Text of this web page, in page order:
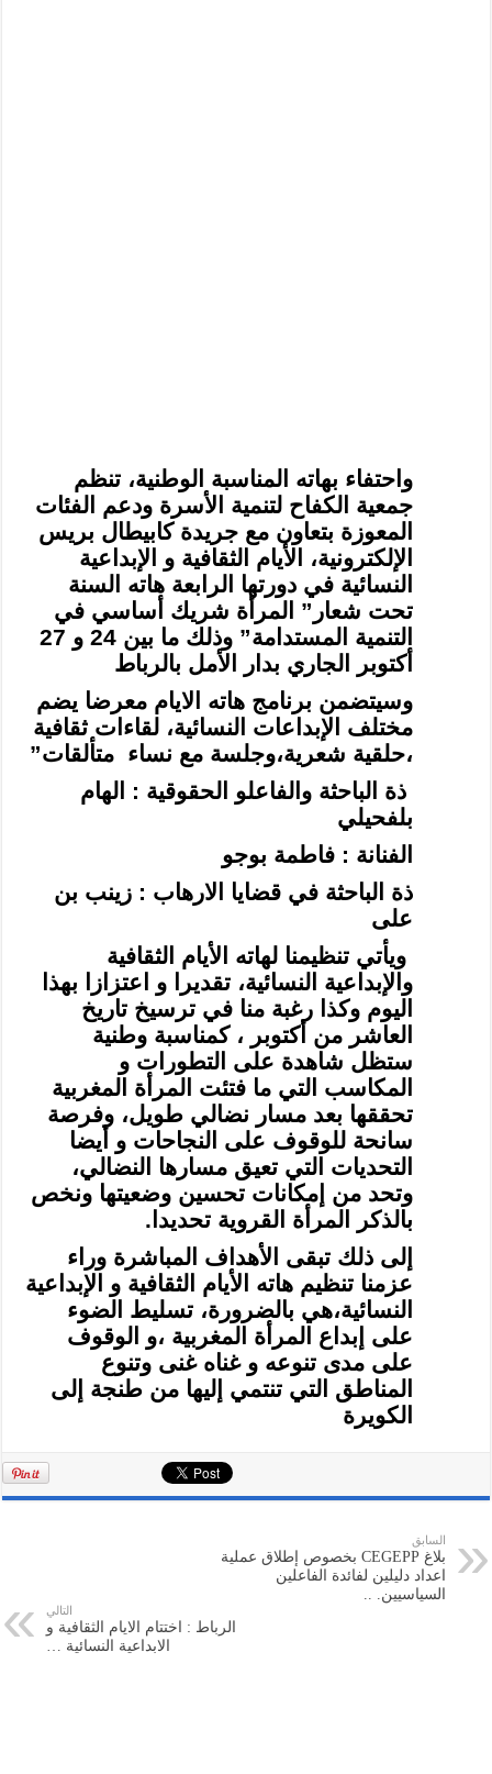
واحتفاء بهاته المناسبة الوطنية، تنظم
جمعية الكفاح لتنمية الأسرة ودعم الفئات
المعوزة بتعاون مع جريدة كابيطال بريس
الإلكترونية، الأيام الثقافية و الإبداعية
النسائية في دورتها الرابعة هاته السنة
تحت شعار” المرأة شريك أساسي في
التنمية المستدامة” وذلك ما بين 24 و 27
أكتوبر الجاري بدار الأمل بالرباط
وسيتضمن برنامج هاته الايام معرضا يضم
مختلف الإبداعات النسائية، لقاءات ثقافية
،حلقية شعرية،وجلسة مع نساء متألقات”
ذة الباحثة والفاعلو الحقوقية : الهام
بلفحيلي
الفنانة : فاطمة بوجو
ذة الباحثة في قضايا الارهاب : زينب بن
على
ويأتي تنظيمنا لهاته الأيام الثقافية
والإبداعية النسائية، تقديرا و اعتزازا بهذا
اليوم وكذا رغبة منا في ترسيخ تاريخ
العاشر من أكتوبر ، كمناسبة وطنية
ستظل شاهدة على التطورات و
المكاسب التي ما فتئت المرأة المغربية
تحققها بعد مسار نضالي طويل، وفرصة
سانحة للوقوف على النجاحات و أيضا
التحديات التي تعيق مسارها النضالي،
وتحد من إمكانات تحسين وضعيتها ونخص
بالذكر المرأة القروية تحديدا.
إلى ذلك تبقى الأهداف المباشرة وراء
عزمنا تنظيم هاته الأيام الثقافية و الإبداعية
النسائية،هي بالضرورة، تسليط الضوء
على إبداع المرأة المغربية ،و الوقوف
على مدى تنوعه و غناه غنى وتنوع
المناطق التي تنتمي إليها من طنجة إلى
الكويرة
السابق
بلاغ CEGEPP بخصوص إطلاق عملية
اعداد دليلين لفائدة الفاعلين
السياسيين. ..
التالي
الرباط : اختتام الايام الثقافية و
الابداعية النسائية …